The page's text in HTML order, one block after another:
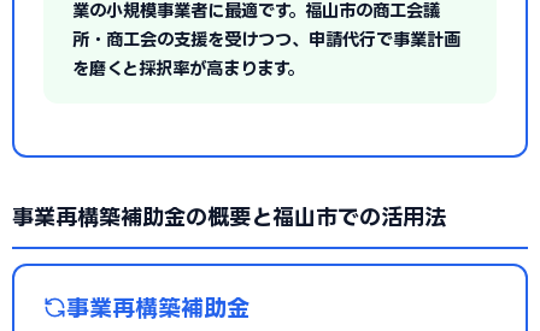
業の小規模事業者に最適です。福山市の商工会議
所・商工会の支援を受けつつ、申請代行で事業計画
を磨くと採択率が高まります。
事業再構築補助金の概要と福山市での活用法
事業再構築補助金